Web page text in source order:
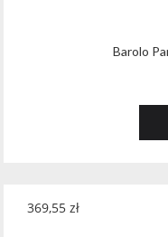
Barolo
369,55 zł